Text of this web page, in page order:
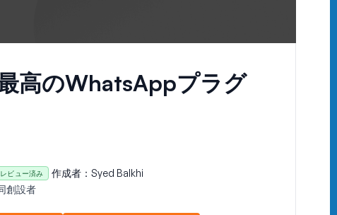
高のWhatsAppプラグ
レビュー済み 作成者： Syed Balkhi
創設者